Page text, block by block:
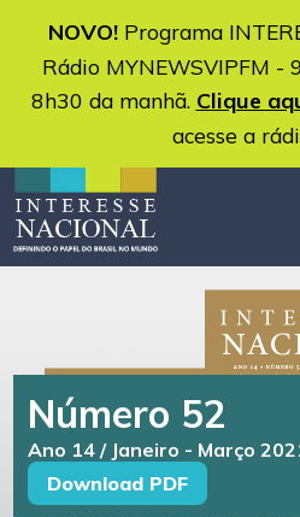
NOVO!Programa
Rádio MYNEWSVIPFM -
8h30 da manhã. Clique
acesse a
Número 52
Ano 14 / Janeiro - Março
Download PDF